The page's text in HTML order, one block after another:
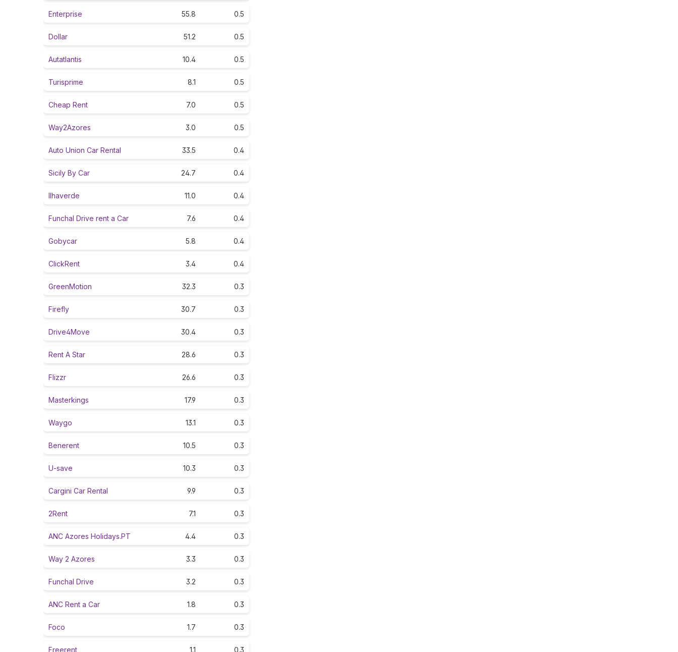
Enterprise 55.8 0.5
Dollar 51.2 0.5
Autatlantis 10.4 0.5
Turisprime 8.1 0.5
Cheap Rent 7.0 0.5
Way2Azores 3.0 0.5
Auto Union Car Rental 33.5 0.4
Sicily By Car 24.7 0.4
Ilhaverde 11.0 0.4
Funchal Drive rent a Car 7.6 0.4
Gobycar 5.8 0.4
ClickRent 3.4 0.4
GreenMotion 32.3 0.3
Firefly 30.7 0.3
Drive4Move 30.4 0.3
Rent A Star 28.6 0.3
Flizzr 26.6 0.3
Masterkings 17.9 0.3
Waygo 13.1 0.3
Benerent 10.5 0.3
U-save 10.3 0.3
Cargini Car Rental 9.9 0.3
2Rent 7.1 0.3
ANC Azores Holidays.PT 4.4 0.3
Way 2 Azores 3.3 0.3
Funchal Drive 3.2 0.3
ANC Rent a Car 1.8 0.3
Foco 1.7 0.3
Freerent 1.1 0.3